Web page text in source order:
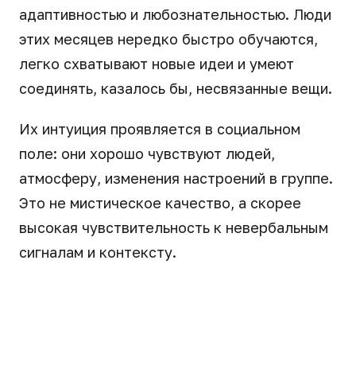
адаптивностью и любознательностью. Люди
этих месяцев нередко быстро обучаются,
легко схватывают новые идеи и умеют
соединять, казалось бы, несвязанные вещи.
Их интуиция проявляется в социальном
поле: они хорошо чувствуют людей,
атмосферу, изменения настроений в группе.
Это не мистическое качество, а скорее
высокая чувствительность к невербальным
сигналам и контексту.